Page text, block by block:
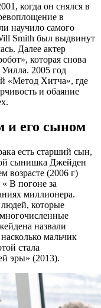
когда он снялся в
в
научило самого
Smith был выдвинут
Далее актер
которая снова
Уилла. 2005 год
«Метод Хитча», где
и обаяние
его сыном
есть старший сын,
сынишка Джейден
возрасте (2006 г)
В погоне за
миллионера.
которые
назвали
мальчик
стала
эры» (2013).